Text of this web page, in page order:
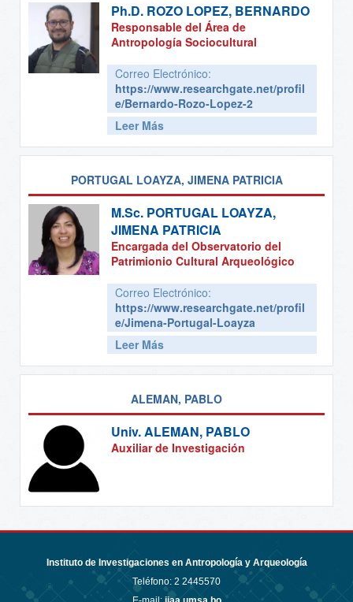
Ph.D. ROZO LOPEZ, BERNARDO
Responsable del Área de
Antropología Sociocultural
Correo Electrónico:
https://www.researchgate.net/profil
e/Bernardo-Rozo-Lopez-2
Leer Más
PORTUGAL LOAYZA, JIMENA PATRICIA
M.Sc. PORTUGAL LOAYZA,
JIMENA PATRICIA
Encargada del Observatorio del
Patrimionio Cultural Arqueológico
Correo Electrónico:
https://www.researchgate.net/profil
e/Jimena-Portugal-Loayza
Leer Más
ALEMAN, PABLO
Univ.ALEMAN, PABLO
Auxiliar de Investigación
Instituto de Investigaciones en Antropología y Arqueología
Teléfono: 2 2445570